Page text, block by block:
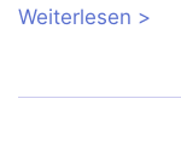
Weiterlesen